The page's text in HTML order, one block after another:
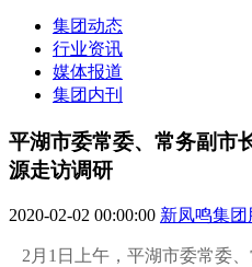
集团动态
行业资讯
媒体报道
集团内刊
平湖市委常委、常务副市
源走访调研
2020-02-02 00:00:00 新凤鸣集团
2月1日上午，平湖市委常委